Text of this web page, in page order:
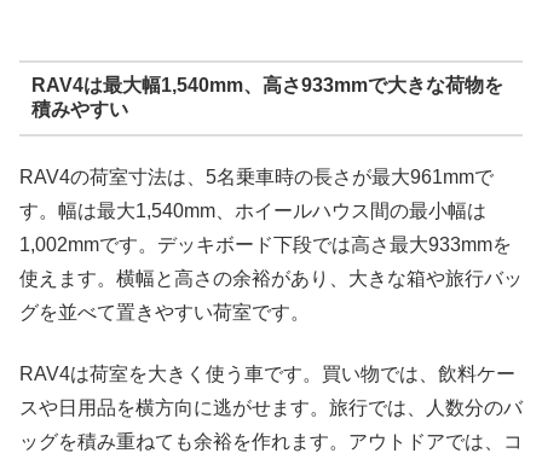
RAV4は最大幅1,540mm、高さ933mmで大きな荷物を
積みやすい
RAV4の荷室寸法は、5名乗車時の長さが最大961mmで
す。幅は最大1,540mm、ホイールハウス間の最小幅は
1,002mmです。デッキボード下段では高さ最大933mmを
使えます。横幅と高さの余裕があり、大きな箱や旅行バッ
グを並べて置きやすい荷室です。
RAV4は荷室を大きく使う車です。買い物では、飲料ケー
スや日用品を横方向に逃がせます。旅行では、人数分のバ
ッグを積み重ねても余裕を作れます。アウトドアでは、コ